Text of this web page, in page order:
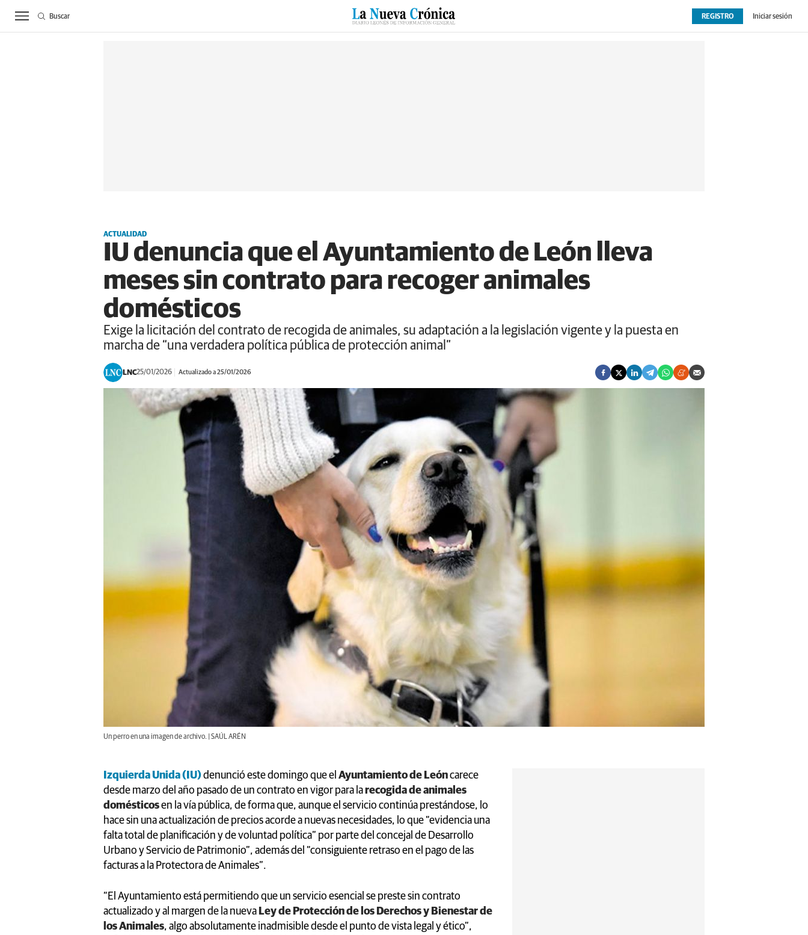
ACTUALIDAD BIERZO SUCESOS CULTURAS ESPECIALES DEPORTES OPINIÓN EXTRAS
REGISTRO Iniciar sesión
Buscar
ACTUALIDAD
IU denuncia que el Ayuntamiento de León lleva
meses sin contrato para recoger animales
domésticos
Exige la licitación del contrato de recogida de animales, su adaptación a la legislación vigente y la puesta en
marcha de “una verdadera política pública de protección animal”
LNC25/01/2026 Actualizado a 25/01/2026
Un perro en una imagen de archivo. | SAÚL ARÉN
Izquierda Unida (IU)denunció este domingo que el Ayuntamiento de Leóncarece
desde marzo del año pasado de un contrato en vigor para larecogida de animales
domésticosen la vía pública, de forma que, aunque el servicio continúa prestándose, lo
hace sin una actualización de precios acorde a nuevas necesidades, lo que “evidencia una
falta total de planificación y de voluntad política” por parte del concejal de Desarrollo
Urbano y Servicio de Patrimonio”, además del “consiguiente retraso en el pago de las
facturas a la Protectora de Animales”.
“El Ayuntamiento está permitiendo que un servicio esencial se preste sin contrato
actualizado y al margen de la nueva Ley de Protección de los Derechos y Bienestar de
los Animales, algo absolutamente inadmisible desde el punto de vista legal y ético”,